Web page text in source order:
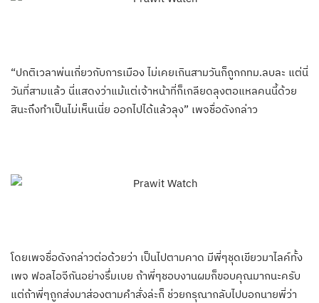
“ปกติเวลาพ่นเกี่ยวกับการเมือง ไม่เคยเกินสามวันก็ถูกกทม.ลบละ แต่นี่
วันที่สามแล้ว นี่แสดงว่าแม้แต่เจ้าหน้าที่ก็เกลียดลุงตอแหลคนนี้ด้วย
สินะถึงทำเป็นไม่เห็นเนี่ย ออกไปได้แล้วลุง” เพจชื่อดังกล่าว
โดยเพจชื่อดังกล่าวต่อด้วยว่า เป็นไปตามคาด มีพี่ๆชุดเขียวมาไลค์ทั้ง
เพจ ฟอลไอจีกันอย่างรึ่มเบย ถ้าพี่ๆชอบงานผมก็ขอบคุณมากนะครับ
แต่ถ้าพี่ๆถูกส่งมาส่องตามคำสั่งล่ะก็ ช่วยกรุณากลับไปบอกนายพี่ว่า